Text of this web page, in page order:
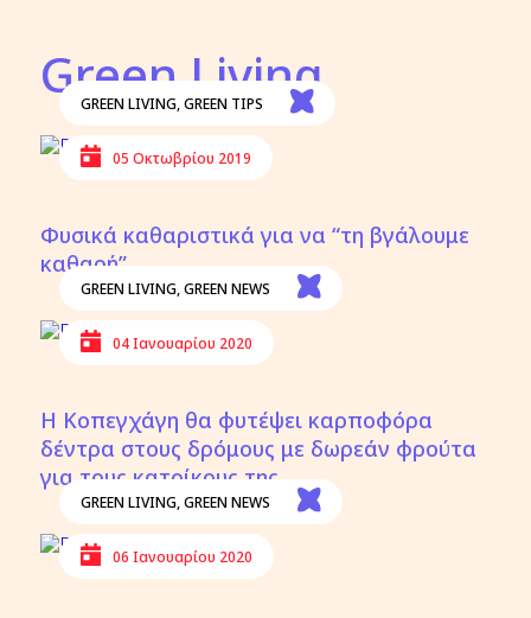
Green Living
GREEN LIVING,GREEN TIPS
05 Οκτωβρίου 2019
Φυσικά καθαριστικά για να “τη βγάλουμε
καθαρή”
GREEN LIVING,GREEN NEWS
04 Ιανουαρίου 2020
Η Κοπεγχάγη θα φυτέψει καρποφόρα
δέντρα στους δρόμους με δωρεάν φρούτα
για τους κατοίκους της
GREEN LIVING,GREEN NEWS
06 Ιανουαρίου 2020